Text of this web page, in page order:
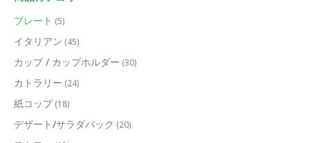
プレート (5)
イタリアン (45)
カップ / カップホルダー (30)
カトラリー (24)
紙コップ (18)
デザート/サラダパック (20)